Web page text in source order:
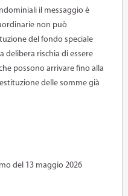
il messaggio è
non può
del fondo speciale
delibera rischia di essere
possono arrivare fino alla
delle somme già
del 13 maggio 2026